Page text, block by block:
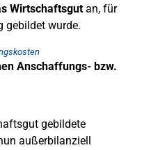
Wirtschaftsgutan, für
gebildet wurde.
Anschaffungs- bzw.
gebildete
außerbilanziell